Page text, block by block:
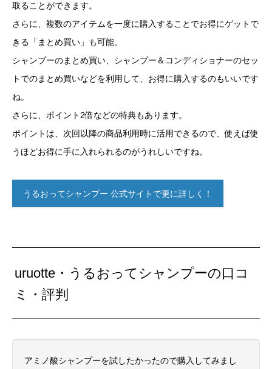
取ることができます。
さらに、複数のアイテムを一度に購入することでお得にゲットで
きる「まとめ買い」も可能。
シャンプーのまとめ買い、シャンプー＆コンディショナーのセッ
トでのまとめ買いなどを利用して、お得に購入するのもいいです
ね。
さらに、ポイント2倍などの特典もあります。
ポイントは、次回以降の商品利用時に活用できるので、使えば使
うほどお得に手に入れられるのがうれしいですね。
うるおってシャンプー 公式サイトで更に詳しく！
uruotte・うるおってシャンプーの口コ
ミ・評判
アミノ酸シャンプーを試したかったので購入してみまし